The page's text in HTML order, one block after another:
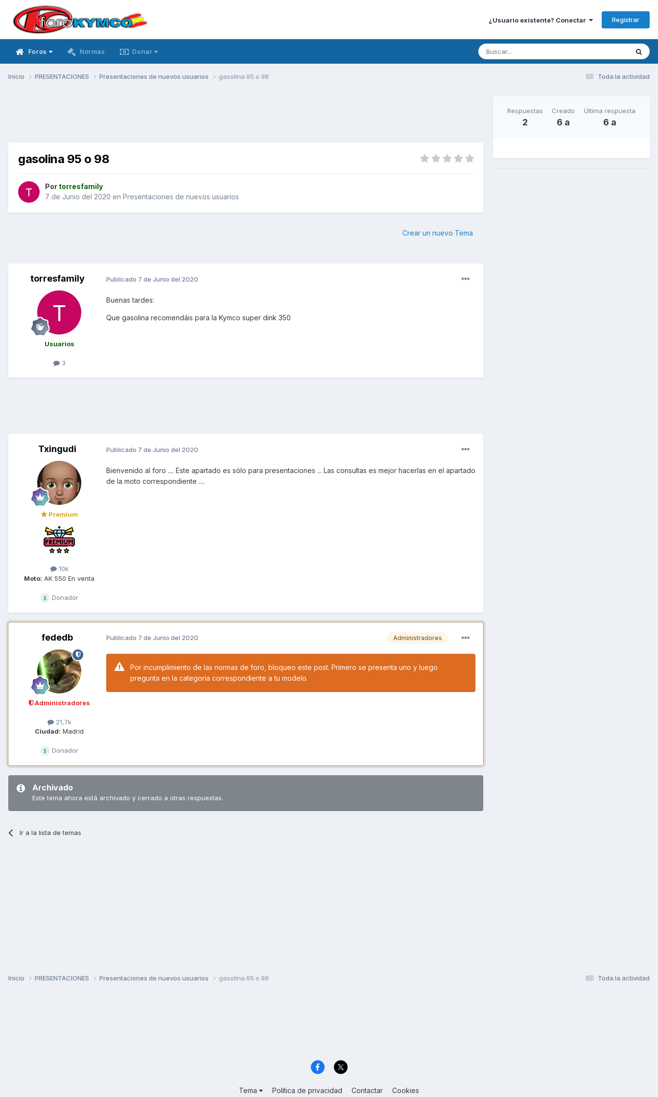
¿Usuario existente? Conectar Registrar
Foros Normas Donar
Toda la actividad
Inicio PRESENTACIONES Presentaciones de nuevos usuarios gasolina 95 o 98
gasolina 95 o 98
Por torresfamily
7 de Junio del 2020 en Presentaciones de nuevos usuarios
Crear un nuevo Tema
torresfamily
Usuarios
3
Publicado 7 de Junio del 2020
Buenas tardes:
Que gasolina recomendáis para la Kymco super dink 350
Txingudi
Premium
10k
Moto: AK 550 En venta
Donador
Publicado 7 de Junio del 2020
Bienvenido al foro .... Este apartado es sólo para presentaciones ... Las consultas es mejor hacerlas en el apartado
de la moto correspondiente ....
fededb
Administradores
21,7k
Ciudad: Madrid
Donador
Administradores
Publicado 7 de Junio del 2020
Por incumplimiento de las normas de foro, bloqueo este post. Primero se presenta uno y luego
pregunta en la categoria correspondiente a tu modelo.
Archivado
Este tema ahora está archivado y cerrado a otras respuestas.
Ir a la lista de temas
Respuestas
2
Creado
6 a
Última respuesta
6 a
Toda la actividad
Inicio PRESENTACIONES Presentaciones de nuevos usuarios gasolina 95 o 98
Tema Política de privacidad Contactar Cookies